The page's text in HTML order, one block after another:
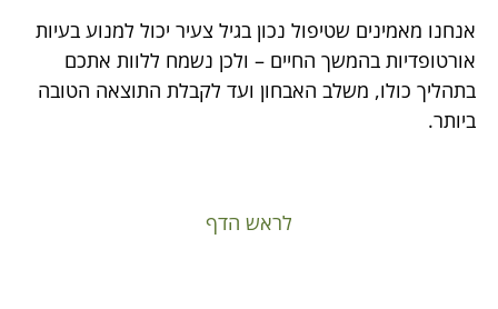
אנחנו מאמינים שטיפול נכון בגיל צעיר יכול למנוע בעיות
אורטופדיות בהמשך החיים – ולכן נשמח ללוות אתכם
בתהליך כולו, משלב האבחון ועד לקבלת התוצאה הטובה
ביותר.
לראש הדף